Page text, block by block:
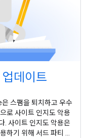
데이트
스팸을 퇴치하고 우수
로 사이트 인지도 악용
. 사이트 인지도 악용은
하기 위해 서드 파티 콘